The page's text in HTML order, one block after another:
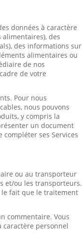
données à caractère
des
des informations sur
alimentaires ou
de nos
de votre
Pour nous
nous pouvons
y compris la
un document
compléter ses Services
ou au transporteur
et/ou les transporteurs.
le fait que le traitement
commentaire. Vous
caractère personnel